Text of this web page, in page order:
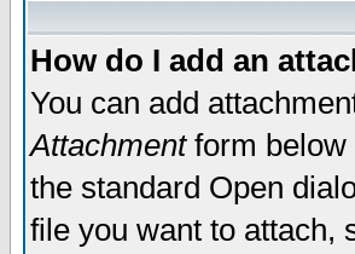
How do I add an
You can add
Attachmentform below
the standard Open
file you want to attach,